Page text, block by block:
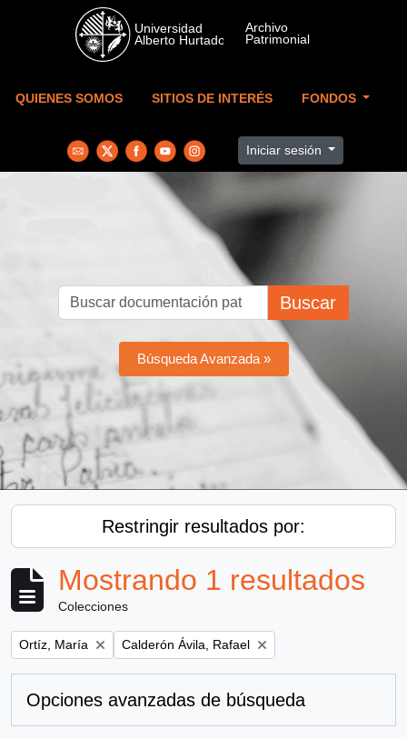
Skip to main content
QUIENES SOMOS SITIOS DE INTERÉS FONDOS
Iniciar sesión
Buscar
Búsqueda Avanzada »
Restringir resultados por:
Mostrando 1 resultados
Colecciones
Remove filter:
Ortíz, María Remove filter:
Calderón Ávila, Rafael
Opciones avanzadas de búsqueda